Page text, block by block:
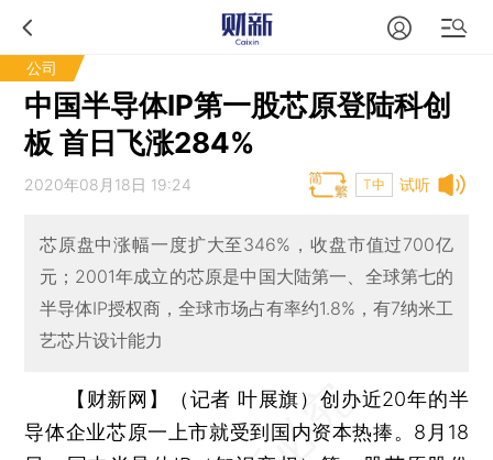
公司
中国半导体IP第一股芯原登陆科创
板 首日飞涨284%
试听
2020年08月18日 19:24 T中
芯原盘中涨幅一度扩大至346%，收盘市值过700亿
元；2001年成立的芯原是中国大陆第一、全球第七的
半导体IP授权商，全球市场占有率约1.8%，有7纳米工
艺芯片设计能力
【财新网】（记者 叶展旗） 创办近20年的半
导体企业芯原一上市就受到国内资本热捧。8月18